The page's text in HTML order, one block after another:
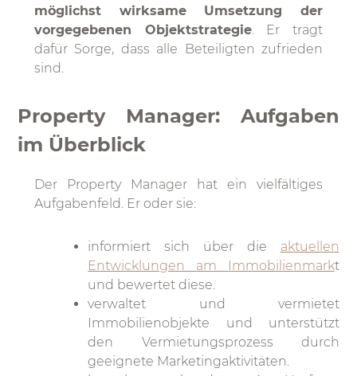
möglichst wirksame Umsetzung der
vorgegebenen Objektstrategie. Er trägt
dafür Sorge, dass alle Beteiligten zufrieden
sind.
Property Manager: Aufgaben
im Überblick
Der Property Manager hat ein vielfältiges
Aufgabenfeld. Er oder sie:
informiert sich über die aktuellen
Entwicklungen am Immobilienmarkt
und bewertet diese.
verwaltet und vermietet
Immobilienobjekte und unterstützt
den Vermietungsprozess durch
geeignete Marketingaktivitäten.